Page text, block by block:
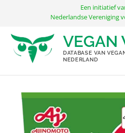
inhoud
Een initiatief
Nederlandse Vereniging
VEGAN
DATABASE VAN
NEDERLAND